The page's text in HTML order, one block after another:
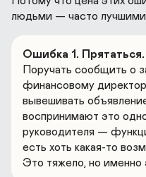
людьми — часто
Ошибка 1. Прятаться.
Поручать сообщить о
финансовому
вывешивать
воспринимают это
руководителя —
есть хоть какая-то
Это тяжело, но именно